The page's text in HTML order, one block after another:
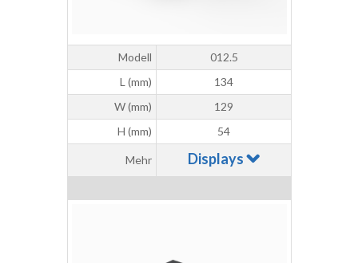
Modell
012.5
L (mm)
134
W (mm)
129
H (mm)
54
Mehr Displays